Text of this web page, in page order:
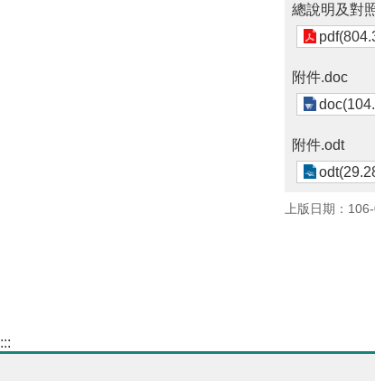
總說明及對
附件.doc
附件.odt
上版日期：
:::